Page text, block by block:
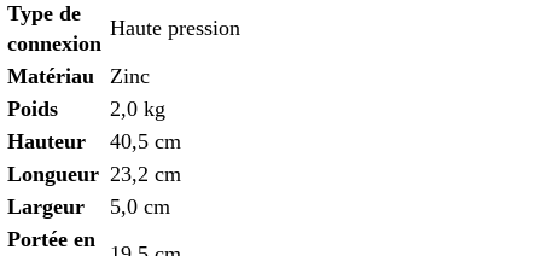
Type de
connexion
Haute pression
Matériau
Zinc
Poids
2,0 kg
Hauteur
40,5 cm
Longueur 23,2 cm
Largeur
5,0 cm
Portée en